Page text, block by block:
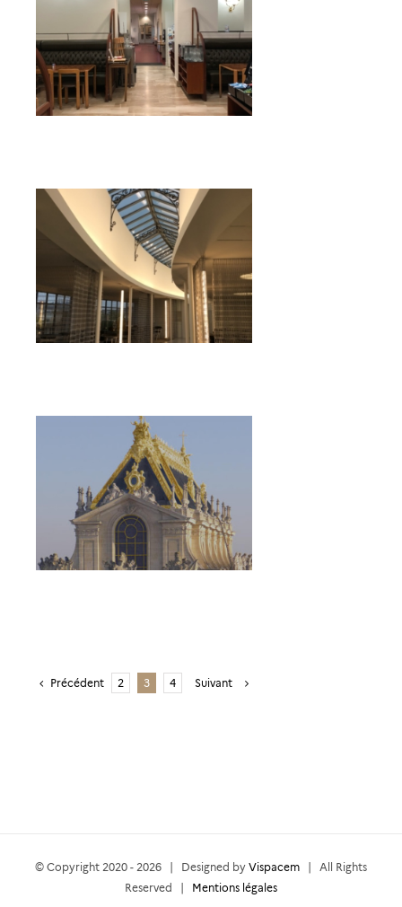
Institut National d’Histoire
de l’Art – Paris
Chapelle Royale – Château
Précédent 2 3 4 Suivant
© Copyright 2020 - 2026 | Designed by Vispacem | All Rights
Reserved | Mentions légales